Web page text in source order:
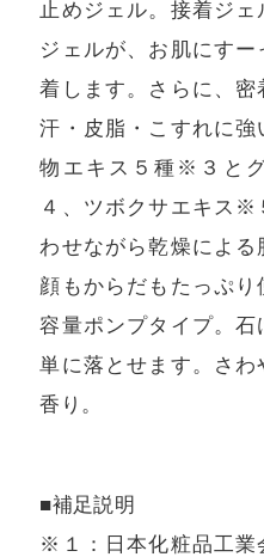
止めジェル。接着ジ
ジェルが、お肌にす
着します。さらに、
汗・皮脂・こすれに
物エキス５種※３と
４、ツボクサエキス※
わせながら乾燥による
顔もからだもたっぷ
容量ポンプタイプ。
単に落とせます。さ
香り。
■補足説明
※１：日本化粧品工業